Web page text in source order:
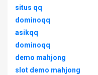
situs qq
dominoqq
asikqq
dominoqq
demo mahjong
slot demo mahjong